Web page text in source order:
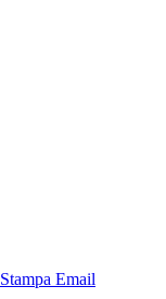
Stampa Email